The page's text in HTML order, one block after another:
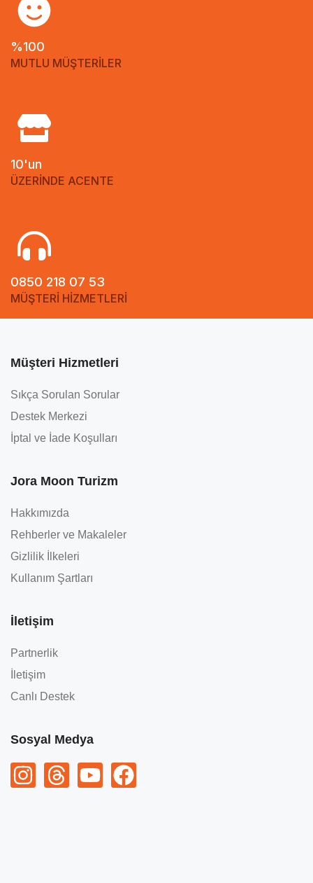
%100
MUTLU MÜŞTERİLER
10'un
ÜZERİNDE ACENTE
0850 218 07 53
MÜŞTERİ HİZMETLERİ
Müşteri Hizmetleri
Sıkça Sorulan Sorular
Destek Merkezi
İptal ve İade Koşulları
Jora Moon Turizm
Hakkımızda
Rehberler ve Makaleler
Gizlilik İlkeleri
Kullanım Şartları
İletişim
Partnerlik
İletişim
Canlı Destek
Sosyal Medya